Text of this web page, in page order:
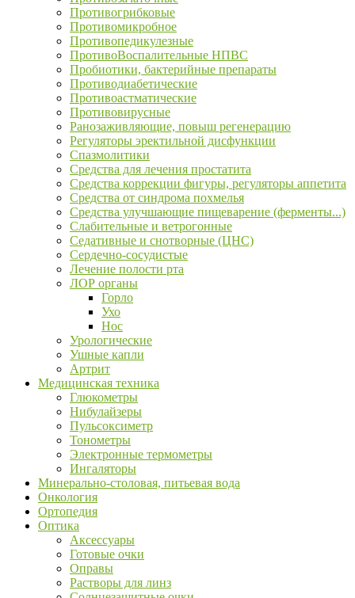
Противогрибковые
Противомикробное
Противопедикулезные
ПротивоВоспалительные НПВС
Пробиотики, бактерийные препараты
Противодиабетические
Противоастматические
Противовирусные
Ранозаживляющие, повыш регенерацию
Регуляторы эректильной дисфункции
Спазмолитики
Средства для лечения простатита
Средства коррекции фигуры, регуляторы аппетита
Средства от синдрома похмелья
Средства улучшающие пищеварение (ферменты...)
Слабительные и ветрогонные
Седативные и снотворные (ЦНС)
Сердечно-сосудистые
Лечение полости рта
ЛОР органы
Горло
Ухо
Нос
Урологические
Ушные капли
Артрит
Медицинская техника
Глюкометры
Нибулайзеры
Пульсоксиметр
Тонометры
Электронные термометры
Ингаляторы
Минерально-столовая, питьевая вода
Онкология
Ортопедия
Оптика
Аксессуары
Готовые очки
Оправы
Растворы для линз